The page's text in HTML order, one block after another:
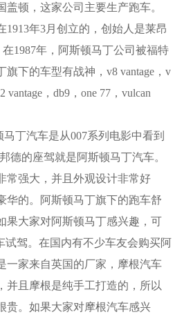
盖顿，这家公司主要生产跑车。
1913年3月创立的，创始人是莱昂
在1987年，阿斯顿马丁公司被福特
下的车型有战神，v8 vantage，v
vantage，db9，one 77，vulcan
丁汽车是从007系列电影中看到
德的座驾就是阿斯顿马丁汽车。
常强大，并且外观设计非常好
华的。阿斯顿马丁旗下的跑车舒
果大家对阿斯顿马丁感兴趣，可
试驾。在国内有不少车友会购买阿
一家来自英国的厂家，摩根汽车
并且摩根是纯手工打造的，所以
贵。如果大家对摩根汽车感兴